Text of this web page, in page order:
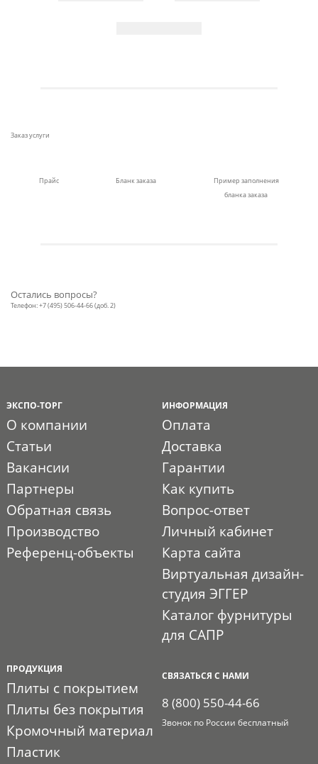
Заказ услуги
Прайс Бланк заказа
Пример заполнения
бланка заказа
Остались вопросы?
Телефон: +7 (495) 506-44-66 (доб. 2)
ЭКСПО-ТОРГ
О компании
Статьи
Вакансии
Партнеры
Обратная связь
Производство
Референц-объекты
ИНФОРМАЦИЯ
Оплата
Доставка
Гарантии
Как купить
Вопрос-ответ
Личный кабинет
Карта сайта
Виртуальная дизайн-
студия ЭГГЕР
Каталог фурнитуры
для САПР
ПРОДУКЦИЯ
Плиты с покрытием
Плиты без покрытия
Кромочный материал
Пластик
СВЯЗАТЬСЯ С НАМИ
8 (800) 550-44-66
Звонок по России бесплатный